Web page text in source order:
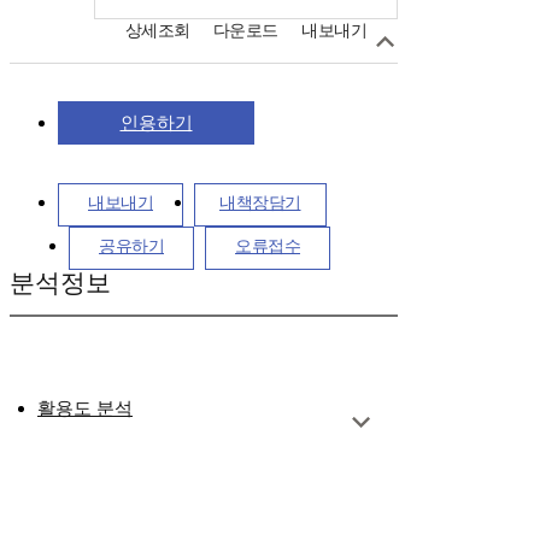
상세조회 다운로드 내보내기
인용하기
내보내기 내책장담기
공유하기 오류접수
분석정보
활용도 분석